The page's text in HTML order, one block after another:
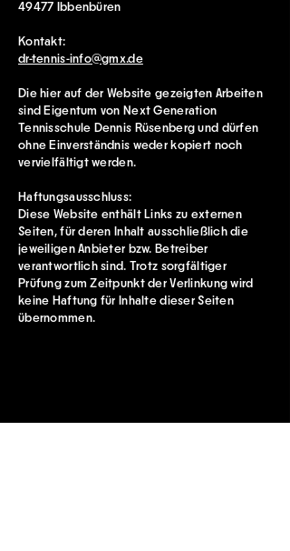
49477 Ibbenbüren
Kontakt:
dr-tennis-info@gmx.de
Die hier auf der Website gezeigten Arbeiten
sind Eigentum von Next Generation
Tennisschule Dennis Rüsenberg und dürfen
ohne Einverständnis weder kopiert noch
vervielfältigt werden.
Haftungsausschluss:
Diese Website enthält Links zu externen
Seiten, für deren Inhalt ausschließlich die
jeweiligen Anbieter bzw. Betreiber
verantwortlich sind. Trotz sorgfältiger
Prüfung zum Zeitpunkt der Verlinkung wird
keine Haftung für Inhalte dieser Seiten
übernommen.